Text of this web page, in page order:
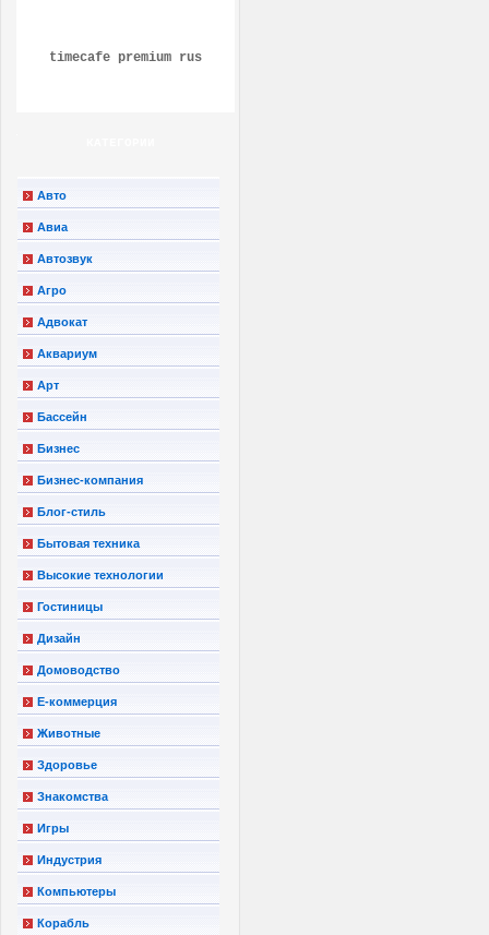
timecafe premium rus
Авто
Авиа
Автозвук
Агро
Адвокат
Аквариум
Арт
Бассейн
Бизнес
Бизнес-компания
Блог-стиль
Бытовая техника
Высокие технологии
Гостиницы
Дизайн
Домоводство
Е-коммерция
Животные
Здоровье
Знакомства
Игры
Индустрия
Компьютеры
Корабль